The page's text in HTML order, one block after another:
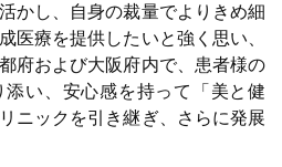
かし、自身の裁量でよりきめ細
医療を提供したいと強く思い、
府および大阪府内で、患者様の
い、安心感を持って「美と健
ニックを引き継ぎ、さらに発展